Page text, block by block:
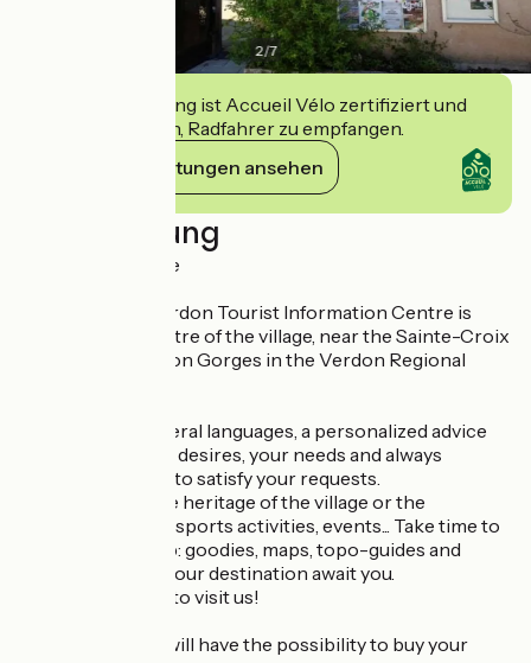
2/7
Diese Einrichtung ist Accueil Vélo zertifiziert und
verpflichtet sich, Radfahrer zu empfangen.
Ihre Verpflichtungen ansehen
Beschreibung
Enjoy great nature
Les Salles-sur-Verdon Tourist Information Centre is
located in the centre of the village, near the Sainte-Croix
lake and the Verdon Gorges in the Verdon Regional
A welcome in several languages, a personalized advice
according to your desires, your needs and always
attentive in order to satisfy your requests.
Hiking, visiting the heritage of the village or the
surrounding area, sports activities, events... Take time to
discover our shop: goodies, maps, topo-guides and
books adapted to our destination await you.
So many reasons to visit us!
All year long you will have the possibility to buy your